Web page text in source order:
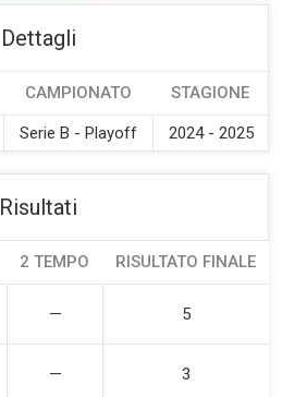
Dettagli
CAMPIONATO STAGIONE
Serie B - Playoff 2024 - 2025
Risultati
2 TEMPO RISULTATO FINALE
— 5
— 3